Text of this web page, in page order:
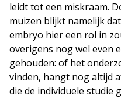
leidt tot een miskraam.
muizen blijkt namelijk
embryo hier een rol in
overigens nog wel even
gehouden: of het
vinden, hangt nog altijd
die de individuele studie